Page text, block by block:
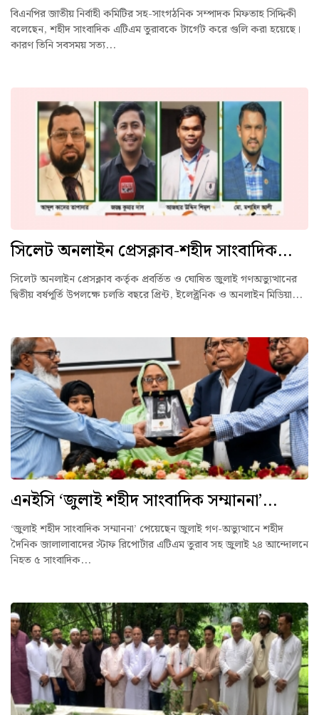
বিএনপির জাতীয় নির্বাহী কমিটির সহ-সাংগঠনিক সম্পাদক মিফতাহ সিদ্দিকী
বলেছেন, শহীদ সাংবাদিক এটিএম তুরাবকে টার্গেট করে গুলি করা হয়েছে।
কারণ তিনি সবসময় সত্য...
সিলেট অনলাইন প্রেসক্লাব-শহীদ সাংবাদিক...
সিলেট অনলাইন প্রেসক্লাব কর্তৃক প্রবর্তিত ও ঘোষিত জুলাই গণঅভ্যুত্থানের
দ্বিতীয় বর্ষপূর্তি উপলক্ষে চলতি বছরে প্রিন্ট, ইলেক্ট্রনিক ও অনলাইন মিডিয়া...
এনইসি ‘জুলাই শহীদ সাংবাদিক সম্মাননা’...
‘জুলাই শহীদ সাংবাদিক সম্মাননা’ পেয়েছেন জুলাই গণ-অভ্যুত্থানে শহীদ
দৈনিক জালালাবাদের স্টাফ রিপোর্টার এটিএম তুরাব সহ জুলাই ২৪ আন্দোলনে
নিহত ৫ সাংবাদিক...